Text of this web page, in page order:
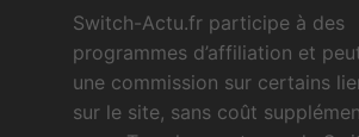
Switch-Actu.fr participe à des
programmes d’affiliation et
une commission sur certains
sur le site, sans coût